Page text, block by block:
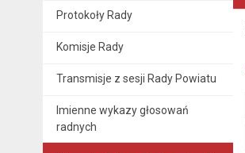
Protokoły Rady
Komisje Rady
Transmisje z sesji Rady Powiatu
Imienne wykazy głosowań
radnych